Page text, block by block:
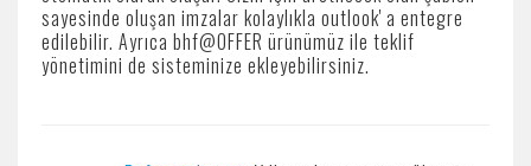
sayesinde oluşan imzalar kolaylıkla outlook' a entegre
edilebilir. Ayrıca bhf@OFFER ürünümüz ile teklif
yönetimini de sisteminize ekleyebilirsiniz.